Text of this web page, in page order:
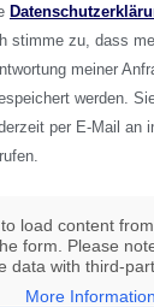
stimme zu, dass
meiner
werden.
per E-Mail an
load content from
form. Please
data with third-
More Information